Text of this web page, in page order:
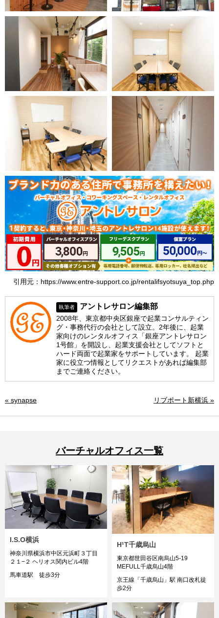
引用元：https://www.entre-support.co.jp/rentalifsyotsuya_top.php
執筆者 アントレサロン編集部
2008年、東京都中央区銀座で起業コンサルティン
グ・事務代行の会社として設立。2年後に、起業
家向けのレンタルオフィス「銀座アントレサロン
1号館」を開設し、起業支援会社としてソフトと
ハード両面で起業家をサポートしています。 起業
家に役立つ情報としてリクエストがあれば編集部
までご連絡ください。
« synapse リブポート新横浜 »
バーチャルオフィス一覧
I.S.O横浜
神奈川県横浜市中区元浜町３丁目
２１−２ ヘリオス関内ビル4階
馬車道駅 徒歩3分
H¹T千歳烏山
東京都世田谷区南烏山5-19
MEFULL千歳烏山4階
京王線「千歳烏山」駅 南口改札徒
歩2分